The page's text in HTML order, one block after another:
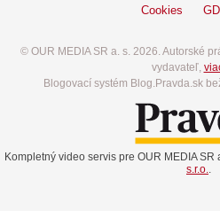
Cookies
© OUR MEDIA SR a. s. 2026. Autorské
vydavateľ,
Blogovací systém Blog.Pravda.sk
Kompletný video servis pre OUR MEDIA SR
s.r.o..